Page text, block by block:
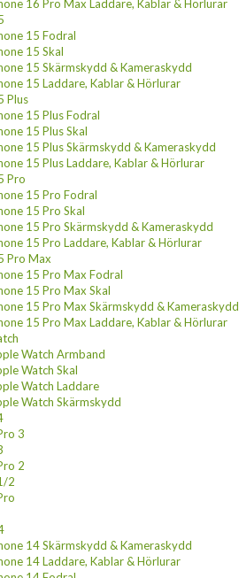
16 Pro Max Laddare, Kablar & Hörlurar
15 Fodral
15 Skal
15 Skärmskydd & Kameraskydd
15 Laddare, Kablar & Hörlurar
Plus
15 Plus Fodral
15 Plus Skal
15 Plus Skärmskydd & Kameraskydd
15 Plus Laddare, Kablar & Hörlurar
Pro
15 Pro Fodral
15 Pro Skal
15 Pro Skärmskydd & Kameraskydd
15 Pro Laddare, Kablar & Hörlurar
Pro Max
15 Pro Max Fodral
15 Pro Max Skal
15 Pro Max Skärmskydd & Kameraskydd
15 Pro Max Laddare, Kablar & Hörlurar
Watch Armband
Watch Skal
Watch Laddare
Watch Skärmskydd
3
2
2
14 Skärmskydd & Kameraskydd
14 Laddare, Kablar & Hörlurar